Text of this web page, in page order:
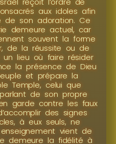
aux idoles afin
de son adoration. Ce
demeure actuel, car
souvent la forme
de la réussite ou de
un lieu où faire résider
la présence de Dieu
et prépare la
Temple, celui que
de son propre
garde contre les faux
des signes
à eux seuls, ne
vient de
demeure la fidélité à